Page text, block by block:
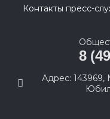
Контакты пресс-
8
Адрес: 143969,